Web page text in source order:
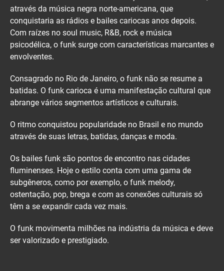
através da música negra norte-americana, que
conquistaria as rádios e bailes cariocas anos depois.
Com raízes no soul music, R&B, rock e música
psicodélica, o funk surge com características marcantes e
envolventes.
Consagrado no Rio de Janeiro, o funk não se resume a
batidas. O funk carioca é uma manifestação cultural que
abrange vários segmentos artísticos e culturais.
O ritmo conquistou popularidade no Brasil e no mundo
através de suas letras, batidas, danças e moda.
Os bailes funk são pontos de encontro nas cidades
fluminenses. Hoje o estilo conta com uma gama de
subgêneros, como por exemplo, o funk melody,
ostentação, pop, brega e com as conexões culturais só
têm a se expandir cada vez mais.
O funk movimenta milhões na indústria da música e deve
ser valorizado e prestigiado.